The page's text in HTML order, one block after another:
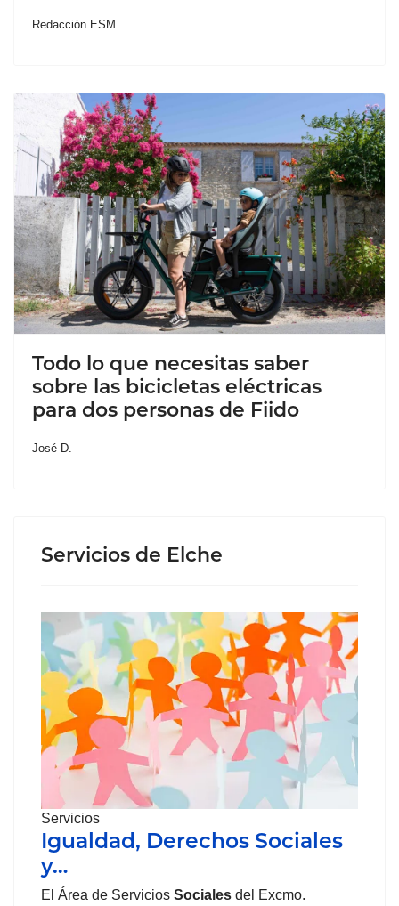
Redacción ESM
Todo lo que necesitas saber
sobre las bicicletas eléctricas
para dos personas de Fiido
José D.
Servicios de Elche
Servicios
Igualdad, Derechos Sociales
y…
El Área de Servicios Sociales del Excmo.